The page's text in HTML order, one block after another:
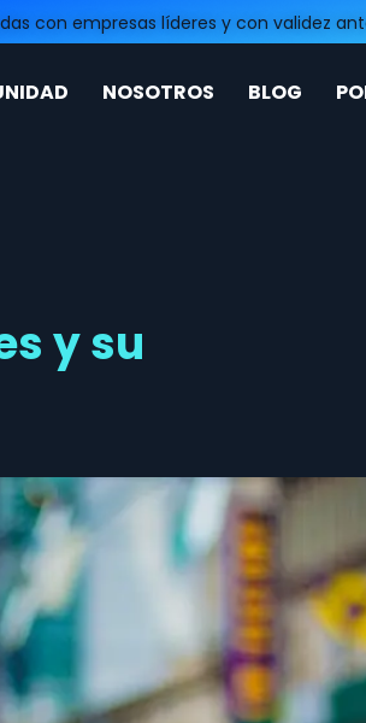
con empresas líderes y con validez
NOSOTROS BLOG
y su